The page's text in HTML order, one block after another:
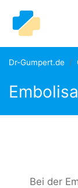
Dr-Gumpert.de
Bei der